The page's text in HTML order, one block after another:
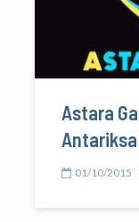
Astara
Antariksa
01/10/2015